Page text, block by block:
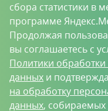
Принимаю условия
в целях получения
сбора статистики в
программе
Продолжая
вы соглашаетесь с
Политики
данных и
на обработку
данных,